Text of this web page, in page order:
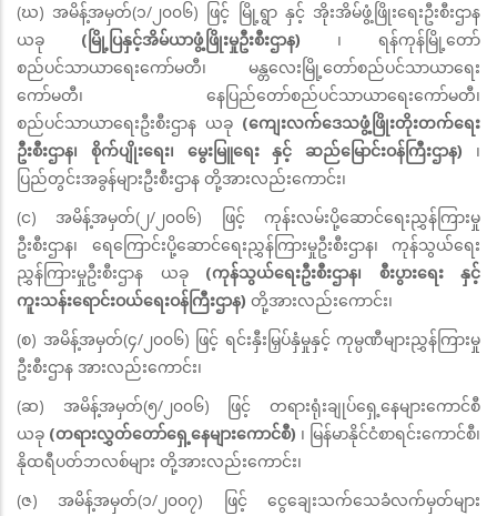
(ဃ) အမိန့်အမှတ်(၁/၂၀၀၆) ဖြင့် မြို့ရွာ နှင့် အိုးအိမ်ဖွံ့ဖြိုးရေးဦးစီးဌာန
ယခု (မြို့ပြနှင့်အိမ်ယာဖွံ့ဖြိုးမှုဦးစီးဌာန) ၊ ရန်ကုန်မြို့တော်
စည်ပင်သာယာရေးကော်မတီ၊ မန္တလေးမြို့တော်စည်ပင်သာယာရေး
ကော်မတီ၊ နေပြည်တော်စည်ပင်သာယာရေးကော်မတီ၊
စည်ပင်သာယာရေးဦးစီးဌာန ယခု (ကျေးလက်ဒေသဖွံ့ဖြိုးတိုးတက်ရေး
ဦးစီးဌာန၊ စိုက်ပျိုးရေး၊ မွေးမြူရေး နှင့် ဆည်မြောင်းဝန်ကြီးဌာန) ၊
ပြည်တွင်းအခွန်များဦးစီးဌာန တို့အားလည်းကောင်း၊
(င) အမိန့်အမှတ်(၂/၂၀၀၆) ဖြင့် ကုန်းလမ်းပို့ဆောင်ရေးညွှန်ကြားမှု
ဦးစီးဌာန၊ ရေကြောင်းပို့ဆောင်ရေးညွှန်ကြားမှုဦးစီးဌာန၊ ကုန်သွယ်ရေး
ညွှန်ကြားမှုဦးစီးဌာန ယခု (ကုန်သွယ်ရေးဦးစီးဌာန၊ စီးပွားရေး နှင့်
ကူးသန်းရောင်းဝယ်ရေးဝန်ကြီးဌာန) တို့အားလည်းကောင်း၊
(စ) အမိန့်အမှတ်(၄/၂၀၀၆) ဖြင့် ရင်းနှီးမြှပ်နှံမှုနှင့် ကုမ္ပဏီများညွှန်ကြားမှု
ဦးစီးဌာန အားလည်းကောင်း၊
(ဆ) အမိန့်အမှတ်(၅/၂၀၀၆) ဖြင့် တရားရုံးချုပ်ရှေ့နေများကောင်စီ
ယခု (တရားလွှတ်တော်ရှေ့နေများကောင်စီ) ၊ မြန်မာနိုင်ငံစာရင်းကောင်စီ၊
နိုထရီပတ်ဘလစ်များ တို့အားလည်းကောင်း၊
(ဇ) အမိန့်အမှတ်(၁/၂၀၀၇) ဖြင့် ငွေချေးသက်သေခံလက်မှတ်များ